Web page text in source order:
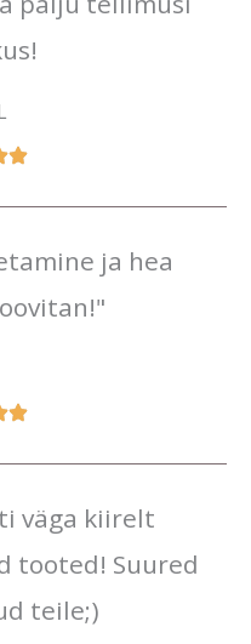
ja hea
väga kiirelt
tooted! Suured
teile;)